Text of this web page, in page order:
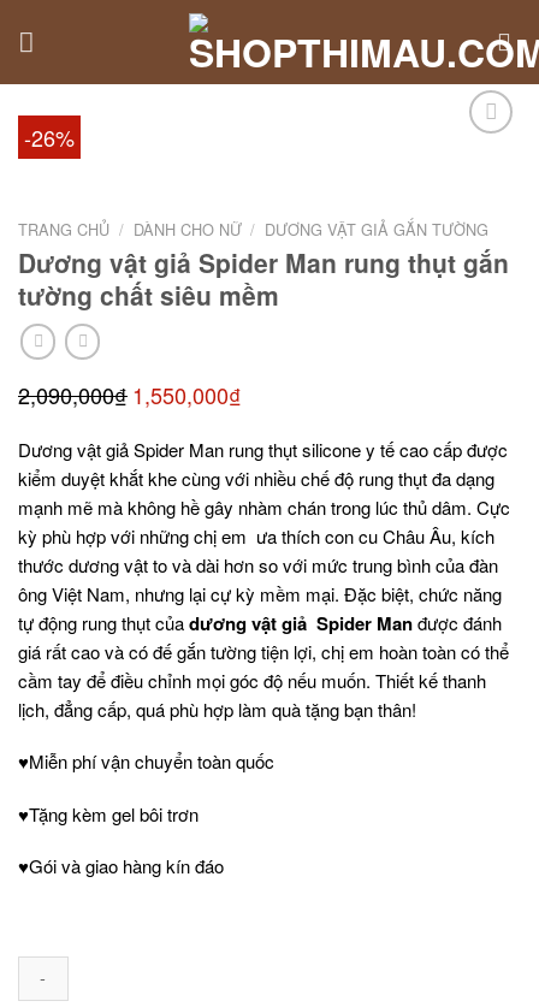
-26%
TRANG CHỦ / DÀNH CHO NỮ / DƯƠNG VẬT GIẢ GẮN TƯỜNG
Dương vật giả Spider Man rung thụt gắn
tường chất siêu mềm
2,090,000₫1,550,000₫
Dương vật giả Spider Man rung thụt silicone y tế cao cấp được
kiểm duyệt khắt khe cùng với nhiều chế độ rung thụt đa dạng
mạnh mẽ mà không hề gây nhàm chán trong lúc thủ dâm. Cực
kỳ phù hợp với những chị em ưa thích con cu Châu Âu, kích
thước dương vật to và dài hơn so với mức trung bình của đàn
ông Việt Nam, nhưng lại cự kỳ mềm mại. Đặc biệt, chức năng
tự động rung thụt củadương vật giả Spider Manđược đánh
giá rất cao và có đế gắn tường tiện lợi, chị em hoàn toàn có thể
cầm tay để điều chỉnh mọi góc độ nếu muốn. Thiết kế thanh
lịch, đẳng cấp, quá phù hợp làm quà tặng bạn thân!
♥Miễn phí vận chuyển toàn quốc
♥Tặng kèm gel bôi trơn
♥Gói và giao hàng kín đáo